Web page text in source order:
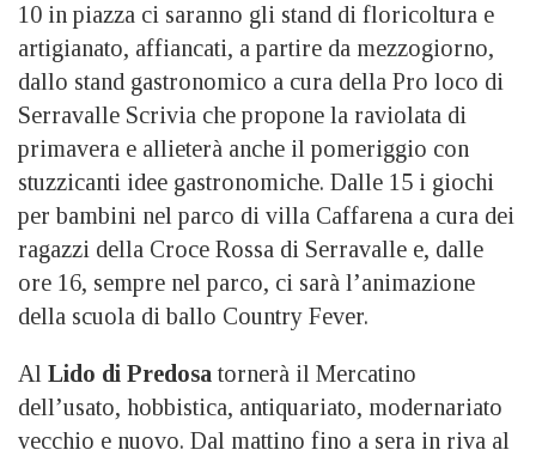
10 in piazza ci saranno gli stand di floricoltura e
artigianato, affiancati, a partire da mezzogiorno,
dallo stand gastronomico a cura della Pro loco di
Serravalle Scrivia che propone la raviolata di
primavera e allieterà anche il pomeriggio con
stuzzicanti idee gastronomiche. Dalle 15 i giochi
per bambini nel parco di villa Caffarena a cura dei
ragazzi della Croce Rossa di Serravalle e, dalle
ore 16, sempre nel parco, ci sarà l’animazione
della scuola di ballo Country Fever.
Al Lido di Predosa tornerà il Mercatino
dell’usato, hobbistica, antiquariato, modernariato
vecchio e nuovo. Dal mattino fino a sera in riva al